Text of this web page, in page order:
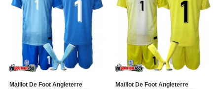
Maillot De Foot Angleterre
Maillot De Foot Angleterre